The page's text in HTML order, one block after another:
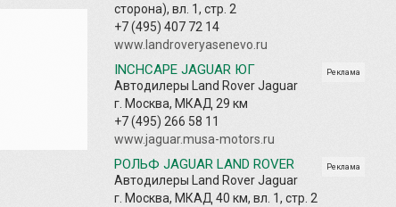
сторона), вл. 1, стр. 2
+7 (495) 407 72 14
www.landroveryasenevo.ru
Реклама
INCHCAPE JAGUAR ЮГ
Автодилеры Land Rover Jaguar
г. Москва, МКАД 29 км
+7 (495) 266 58 11
www.jaguar.musa-motors.ru
Реклама
РОЛЬФ JAGUAR LAND ROVER
Автодилеры Land Rover Jaguar
г. Москва, МКАД 40 км, вл. 1, стр. 2